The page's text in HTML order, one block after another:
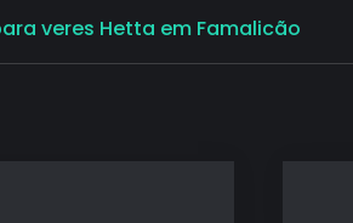
veres Hetta em Famalicão